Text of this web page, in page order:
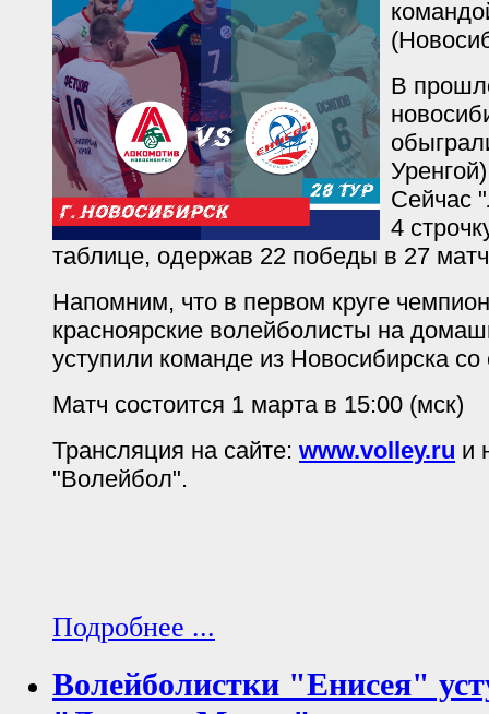
В
Сейчас
4
таблице, одержав 22 победы в 27
Напомним, что в первом круге
красноярские волейболисты на
уступили команде из Новосибирска со
Матч состоится 1 марта в 15:00 (мск)
Трансляция на сайте: www.volley.ru и
"Волейбол".
Подробнее ...
Волейболистки "Енисея"